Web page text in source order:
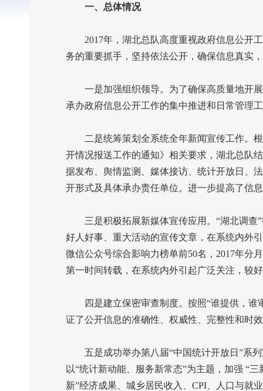
一、总体情况
2017年，湖北总队高度重视政府信息公开
务的重要抓手，坚持依法公开，确保信息真实
一是加强组织领导。为了确保高质量地开展
承办政府信息公开工作的集中推进和日常管理
二是统筹策划全系统全年新闻宣传工作。根
开情况报送工作的通知》相关要求，湖北总队
据发布、舆情监测、媒体接访、统计开放日、
开形式及具体承办责任单位。进一步提高了信
三是积极拓展新媒体宣传应用。“湖北调查”
好人好事、重大活动的宣传文章，在系统内外
微信公众号综合影响力榜单前50名， 2017年分
第一时间转载，在系统内外引起广泛关注，较
四是建立保密审查制度。按照“谁提供，谁
证了公开信息的准确性、权威性、完整性和时
五是成功举办第八届“中国统计开放日”系列
以“统计新动能、服务新常态”为主题，加强 “三
新”经济成果、城乡居民收入、 CPI 、人口与就